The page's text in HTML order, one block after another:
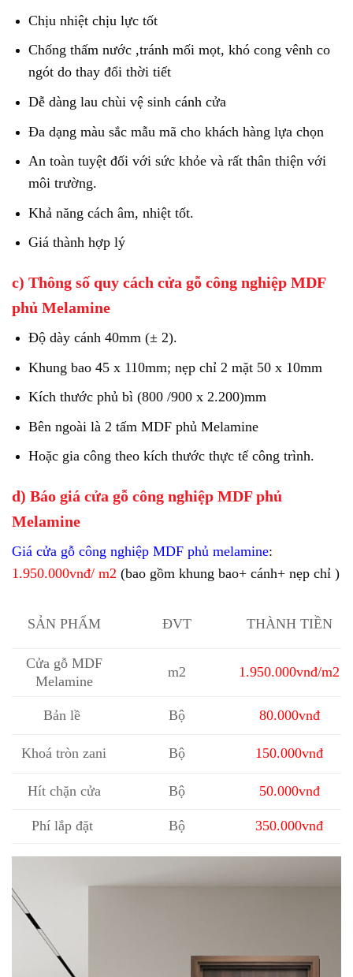
Chịu nhiệt chịu lực tốt
Chống thấm nước ,tránh mối mọt, khó cong vênh co
ngót do thay đổi thời tiết
Dễ dàng lau chùi vệ sinh cánh cửa
Đa dạng màu sắc mẫu mã cho khách hàng lựa chọn
An toàn tuyệt đối với sức khỏe và rất thân thiện với
môi trường.
Khả năng cách âm, nhiệt tốt.
Giá thành hợp lý
c) Thông số quy cách cửa gỗ công nghiệp MDF
phủ Melamine
Độ dày cánh 40mm (± 2).
Khung bao 45 x 110mm; nẹp chỉ 2 mặt 50 x 10mm
Kích thước phủ bì (800 /900 x 2.200)mm
Bên ngoài là 2 tấm MDF phủ Melamine
Hoặc gia công theo kích thước thực tế công trình.
d) Báo giá cửa gỗ công nghiệp MDF phủ
Melamine
Giá cửa gỗ công nghiệp MDF phủ melamine:
1.950.000vnđ/ m2 (bao gồm khung bao+ cánh+ nẹp chỉ )
SẢN PHẨM ĐVT THÀNH TIỀN
Cửa gỗ MDF
Melamine
m2 1.950.000vnđ/m2
Bản lề Bộ 80.000vnđ
Khoá tròn zani Bộ 150.000vnđ
Hít chặn cửa Bộ 50.000vnđ
Phí lắp đặt Bộ 350.000vnđ